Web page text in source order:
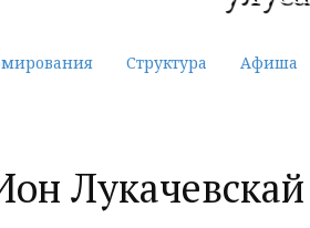
Структура Афиша